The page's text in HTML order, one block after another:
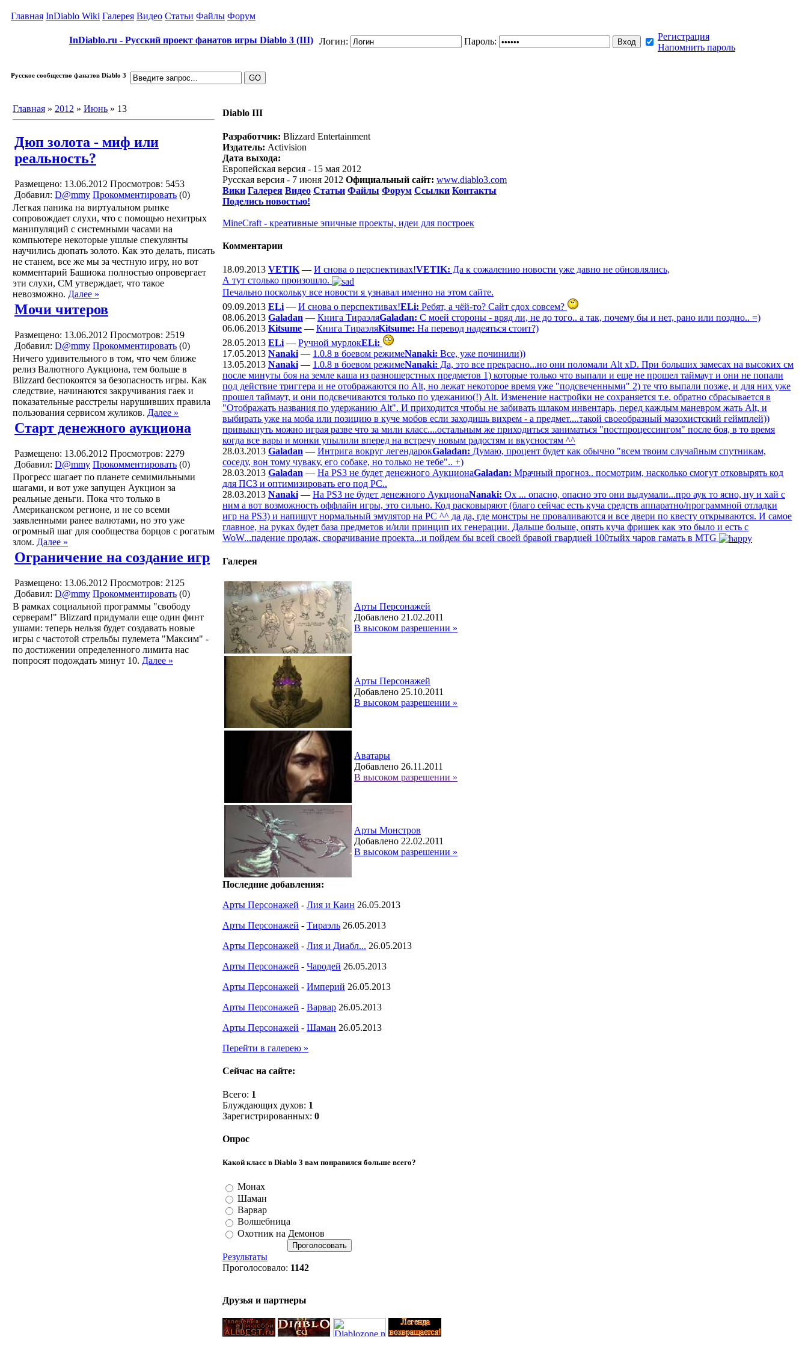
Главная InDiablo Wiki Галерея Видео Статьи Файлы Форум
InDiablo.ru - Русский проект фанатов игры Diablo 3 (III) Логин: Пароль:
Регистрация
Напомнить пароль
Русское сообщество фанатов Diablo 3
Главная » 2012 » Июнь » 13
Дюп золота - миф или
реальность?
Размещено: 13.06.2012 Просмотров: 5453
Добавил: D@mmy Прокомментировать (0)
Легкая паника на виртуальном рынке
сопровождает слухи, что с помощью нехитрых
манипуляций с системными часами на
компьютере некоторые ушлые спекулянты
научились дюпать золото. Как это делать, писать
не станем, все же мы за честную игру, но вот
комментарий Башиока полностью опровергает
эти слухи, СМ утверждает, что такое
невозможно. Далее »
Мочи читеров
Размещено: 13.06.2012 Просмотров: 2519
Добавил: D@mmy Прокомментировать (0)
Ничего удивительного в том, что чем ближе
релиз Валютного Аукциона, тем больше в
Blizzard беспокоятся за безопасность игры. Как
следствие, начинаются закручивания гаек и
показательные расстрелы нарушивших правила
пользования сервисом жуликов. Далее »
Старт денежного аукциона
Размещено: 13.06.2012 Просмотров: 2279
Добавил: D@mmy Прокомментировать (0)
Прогресс шагает по планете семимильными
шагами, и вот уже запущен Аукцион за
реальные деньги. Пока что только в
Американском регионе, и не со всеми
заявленными ранее валютами, но это уже
огромный шаг для сообщества борцов с рогатым
злом. Далее »
Ограничение на создание игр
Размещено: 13.06.2012 Просмотров: 2125
Добавил: D@mmy Прокомментировать (0)
В рамках социальной программы "свободу
серверам!" Blizzard придумали еще один финт
ушами: теперь нельзя будет создавать новые
игры с частотой стрельбы пулемета "Максим" -
по достижении определенного лимита нас
попросят подождать минут 10. Далее »
Diablo III
Разработчик: Blizzard Entertainment
Издатель: Activision
Дата выхода:
Европейская версия - 15 мая 2012
Русская версия - 7 июня 2012 Официальный сайт: www.diablo3.com
Вики Галерея Видео Статьи Файлы Форум Ссылки Контакты
Поделись новостью!
MineCraft - креативные эпичные проекты, идеи для построек
Комментарии
18.09.2013 VETIK — И снова о перспективах!VETIK: Да к сожалению новости уже давно не обновлялись,
А тут столько произошло.
Печально поскольку все новости я узнавал именно на этом сайте.
09.09.2013 ELi — И снова о перспективах!ELi: Ребят, а чёй-то? Сайт сдох совсем?
08.06.2013 Galadan — Книга ТираэляGaladan: С моей стороны - вряд ли, не до того.. а так, почему бы и нет, рано или поздно.. =)
06.06.2013 Kitsume — Книга ТираэляKitsume: На перевод надеяться стоит?)
28.05.2013 ELi — Ручной мурлокELi:
17.05.2013 Nanaki — 1.0.8 в боевом режимеNanaki: Все, уже починили))
13.05.2013 Nanaki — 1.0.8 в боевом режимеNanaki: Да, это все прекрасно...но они поломали Alt xD. При больших замесах на высоких см
после минуты боя на земле каша из разношерстных предметов 1) которые только что выпали и еще не прошел таймаут и они не попали
под действие триггера и не отображаются по Alt, но лежат некоторое время уже "подсвеченными" 2) те что выпали позже, и для них уже
прошел таймаут, и они подсвечиваются только по удежанию(!) Alt. Изменение настройки не сохраняется т.е. обратно сбрасывается в
"Отображать названия по удержанию Alt". И приходится чтобы не забивать шлаком инвентарь, перед каждым маневром жать Alt, и
выбирать уже на моба или позицию в куче мобов если заходишь вихрем - а предмет....такой своеобразный мазохистский геймплей))
привыкнуть можно играя разве что за мили класс....остальным же приходиться заниматься "постпроцессингом" после боя, в то время
когда все вары и монки упылили вперед на встречу новым радостям и вкусностям ^^
28.03.2013 Galadan — Интрига вокруг легендарокGaladan: Думаю, процент будет как обычно "всем твоим случайным спутникам,
соседу, вон тому чуваку, его собаке, но только не тебе".. +)
28.03.2013 Galadan — На PS3 не будет денежного АукционаGaladan: Мрачный прогноз.. посмотрим, насколько смогут отковырять код
для ПС3 и оптимизировать его под РС..
28.03.2013 Nanaki — На PS3 не будет денежного АукционаNanaki: Ох ... опасно, опасно это они выдумали...про аук то ясно, ну и хай с
ним а вот возможность оффлайн игры, это сильно. Код расковыряют (благо сейчас есть куча средств аппаратно/программной отладки
игр на PS3) и напишут нормальный эмулятор на PC ^^ да да, где монстры не проваливаются и все двери по квесту открываются. И самое
главное, на руках будет база предметов и/или принцип их генерации. Дальше больше, опять куча фришек как это было и есть с
WoW...падение продаж, сворачивание проекта...и пойдем бы всей своей бравой гвардией 100тыйх чаров гамать в MTG
Галерея
Арты Персонажей
Добавлено 21.02.2011
В высоком разрешении »
Арты Персонажей
Добавлено 25.10.2011
В высоком разрешении »
Аватары
Добавлено 26.11.2011
В высоком разрешении »
Арты Монстров
Добавлено 22.02.2011
В высоком разрешении »
Последние добавления:
Арты Персонажей - Лия и Каин 26.05.2013
Арты Персонажей - Тираэль 26.05.2013
Арты Персонажей - Лия и Диабл... 26.05.2013
Арты Персонажей - Чародей 26.05.2013
Арты Персонажей - Империй 26.05.2013
Арты Персонажей - Варвар 26.05.2013
Арты Персонажей - Шаман 26.05.2013
Перейти в галерею »
Сейчас на сайте:
Всего: 1
Блуждающих духов: 1
Зарегистрированных: 0
Опрос
Какой класс в Diablo 3 вам понравился больше всего?
Монах
Шаман
Варвар
Волшебница
Охотник на Демонов
Результаты
Проголосовало: 1142
Друзья и партнеры